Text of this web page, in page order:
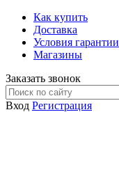
Как купить
Доставка
Условия гарантии
Магазины
Заказать звонок
Вход Регистрация